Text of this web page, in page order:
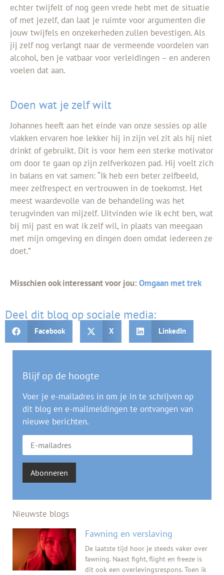
echter twijfelt of nog geen vrede hebt met de situatie
of met jezelf, dan laat je ruimte voor argumenten die
jouw twijfels en onzekerheden zullen bevestigen. Als
jij zelf nog verlangt naar de vermeende voordelen van
alcohol, ben je vatbaar voor verleidingen – en anderen
voelen dat aan.
Doen wat je zelf wilt
Johannes heeft aan het einde van onze sessies op alle
vlakken ervaren hoe lekker hij in zijn vel zit als hij niet
drinkt of gebruikt. Dit is voor hem een sterke motivator
om door te gaan op zijn zelfverkozen pad. Hij voelt zich
in balans en vat samen: “Ik heb een beter zelfbeeld,
meer zelfrespect en vertrouwen in de toekomst. Het
meest waardevolle van de behandeling was het
terugvinden van mijzelf. Uitvinden wie ik echt ben, wat
bij mij past en wat ik zelf wil, in plaats van meegaan
met mijn omgeving en dingen doen omdat iedereen ze
doet.”
Misschien ook interessant voor jou: Omgaan met trek
Deel dit blog op sociale media:
Facebook X LinkedIn
Blijf op de hoogte
Voer je e-mailadres in om je in te schrijven op
dit blog en e-mailmeldingen te ontvangen van
nieuwe berichten.
Abonneren
Nieuwste blogs
Fawning en verslaving
De laatste tijd hoor je steeds vaker over
fawning. Naast fight, flight en freeze is
dit ook een overlevingsrespons. Toen ik